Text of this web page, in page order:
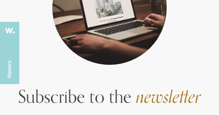
Subscribe to thenewsletter